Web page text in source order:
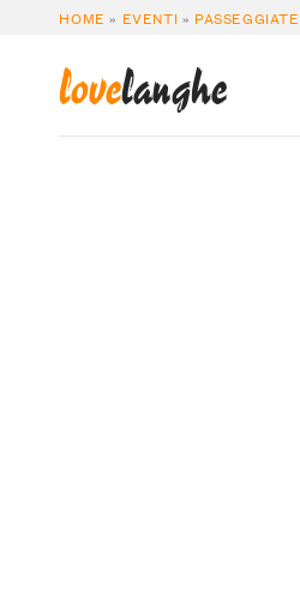
HOME » EVENTI »
lovelanghe